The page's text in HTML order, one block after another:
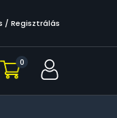
/ Regisztrálás
0